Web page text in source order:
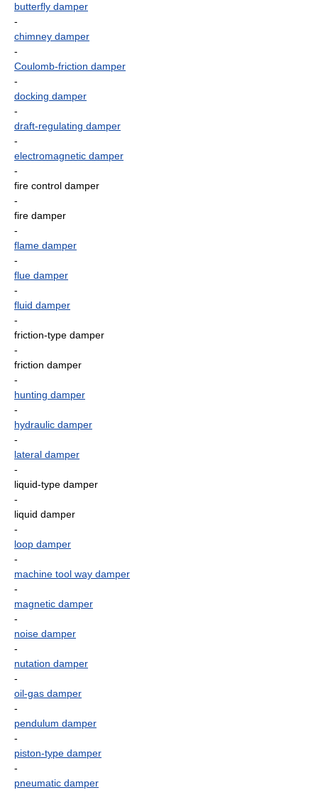
butterfly damper
-
chimney damper
-
Coulomb-friction damper
-
docking damper
-
draft-regulating damper
-
electromagnetic damper
-
fire control damper
-
fire damper
-
flame damper
-
flue damper
-
fluid damper
-
friction-type damper
-
friction damper
-
hunting damper
-
hydraulic damper
-
lateral damper
-
liquid-type damper
-
liquid damper
-
loop damper
-
machine tool way damper
-
magnetic damper
-
noise damper
-
nutation damper
-
oil-gas damper
-
pendulum damper
-
piston-type damper
-
pneumatic damper